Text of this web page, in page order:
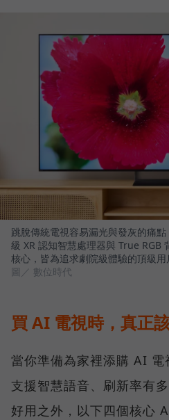
跳脫傳統電視容易漏光與發灰的痛
級 XR 認知智慧處理器與 True RGB
核心，皆為追求劇院級體驗的頂級用
圖／ 數位時代
買 AI 電視時，真正
當你準備為家裡添購 AI
支援智慧語音、刷新率有
好用之外，以下四個核心